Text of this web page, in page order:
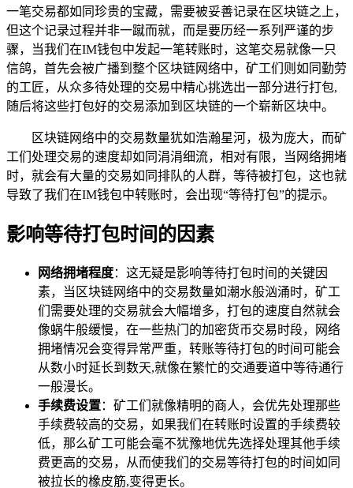
一笔交易都如同珍贵的宝藏，需要被妥善记录在区块链之上，
但这个记录过程并非一蹴而就，而是要历经一系列严谨的步
骤，当我们在IM钱包中发起一笔转账时，这笔交易就像一只
信鸽，首先会被广播到整个区块链网络中，矿工们则如同勤劳
的工匠，从众多待处理的交易中精心挑选出一部分进行打包,
随后将这些打包好的交易添加到区块链的一个崭新区块中。
区块链网络中的交易数量犹如浩瀚星河，极为庞大，而矿
工们处理交易的速度却如同涓涓细流，相对有限，当网络拥堵
时，就会有大量的交易如同排队的人群，等待被打包，这也就
导致了我们在IM钱包中转账时，会出现“等待打包”的提示。
影响等待打包时间的因素
网络拥堵程度：这无疑是影响等待打包时间的关键因
素，当区块链网络中的交易数量如潮水般汹涌时，矿工
们需要处理的交易就会大幅增多，打包的速度自然就会
像蜗牛般缓慢，在一些热门的加密货币交易时段，网络
拥堵情况会变得异常严重，转账等待打包的时间可能会
从数小时延长到数天,就像在繁忙的交通要道中等待通行
一般漫长。
手续费设置：矿工们就像精明的商人，会优先处理那些
手续费较高的交易，如果我们在转账时设置的手续费较
低，那么矿工可能会毫不犹豫地优先选择处理其他手续
费更高的交易，从而使我们的交易等待打包的时间如同
被拉长的橡皮筋,变得更长。